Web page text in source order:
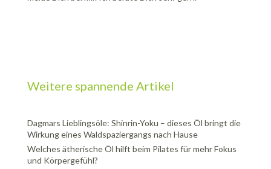
Weitere spannende Artikel
Dagmars Lieblingsöle: Shinrin-Yoku – dieses Öl bringt die
Wirkung eines Waldspaziergangs nach Hause
Welches ätherische Öl hilft beim Pilates für mehr Fokus
und Körpergefühl?